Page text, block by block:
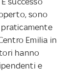
sono
Emilia in
hanno
e